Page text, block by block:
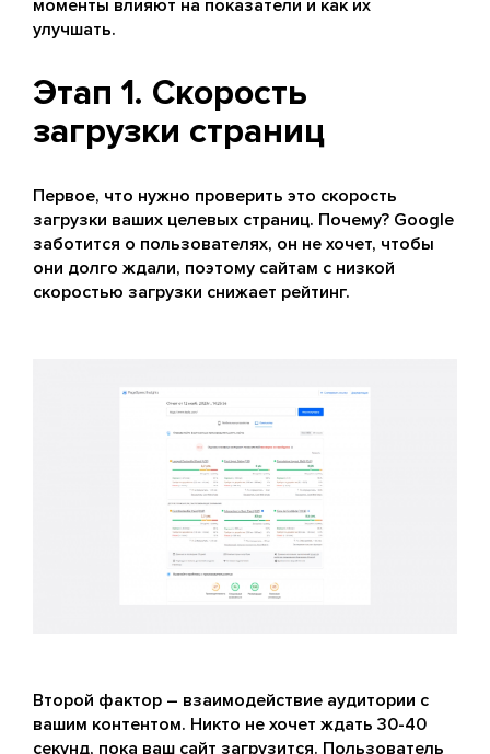
моменты влияют на показатели и как их
улучшать.
Этап 1. Скорость
загрузки страниц
Первое, что нужно проверить это скорость
загрузки ваших целевых страниц. Почему? Google
заботится о пользователях, он не хочет, чтобы
они долго ждали, поэтому сайтам с низкой
скоростью загрузки снижает рейтинг.
Второй фактор – взаимодействие аудитории с
вашим контентом. Никто не хочет ждать 30-40
секунд, пока ваш сайт загрузится. Пользователь